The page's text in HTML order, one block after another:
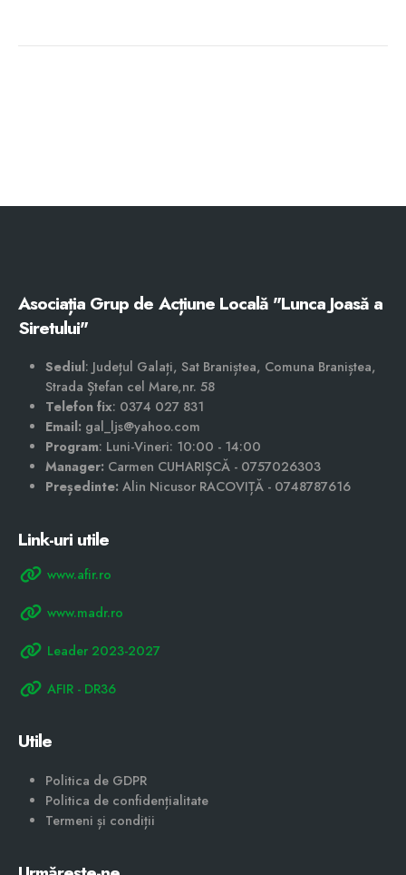
Asociația Grup de Acțiune Locală "Lunca Joasă a
Siretului"
Sediul: Județul Galați, Sat Braniștea, Comuna Braniștea,
Strada Ștefan cel Mare,nr. 58
Telefon fix: 0374 027 831
Email: gal_ljs@yahoo.com
Program: Luni-Vineri: 10:00 - 14:00
Manager: Carmen CUHARIȘCĂ - 0757026303
Președinte: Alin Nicusor RACOVIȚĂ - 0748787616
Link-uri utile
www.afir.ro
www.madr.ro
Leader 2023-2027
AFIR - DR36
Utile
Politica de GDPR
Politica de confidențialitate
Termeni și condiții